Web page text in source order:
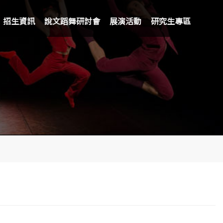
招生資訊 說文蹈舞研討會 展演活動 研究生專區